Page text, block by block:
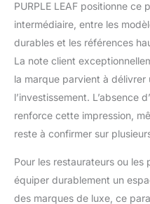
PURPLE LEAF positionne ce
intermédiaire, entre les
durables et les références
La note client
la marque parvient à
l’investissement. L’absence
renforce cette impression,
reste à confirmer sur
Pour les restaurateurs ou les
équiper durablement un
des marques de luxe, ce